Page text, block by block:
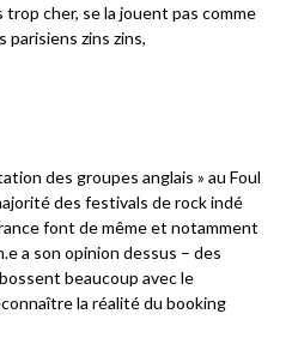
trop cher, se la jouent pas comme
parisiens zins zins,
des groupes anglais » au Foul
des festivals de rock indé
font de même et notamment
a son opinion dessus – des
beaucoup avec le
la réalité du booking